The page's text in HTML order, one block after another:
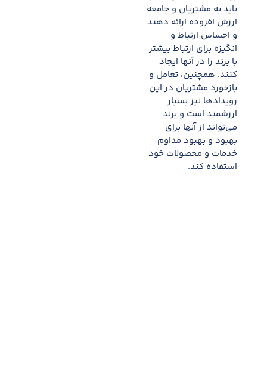
باید به مشتریان و جامعه
ارزش افزوده ارائه دهند
و احساس ارتباط و
انگیزه برای ارتباط بیشتر
با برند را در آنها ایجاد
کنند. همچنین، تعامل و
بازخورد مشتریان در این
رویدادها نیز بسیار
ارزشمند است و برند
می‌تواند از آنها برای
بهبود و بهبود مداوم
خدمات و محصولات خود
استفاده کند.